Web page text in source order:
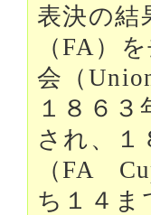
表決の結
（FA）
会（
１８６
され、１
（FA
ち１４